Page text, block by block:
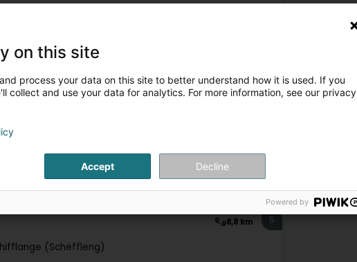
luxembourgeois où convivialité et authenticité sont
il accueille ses clients dans une ambiance
8,8 km
(Schëffleng)
5
on this site
process your data on this site to better understand how it is used. If you
collect and use your data for analytics. For more information, see our privacy
Accept Decline
Powered by